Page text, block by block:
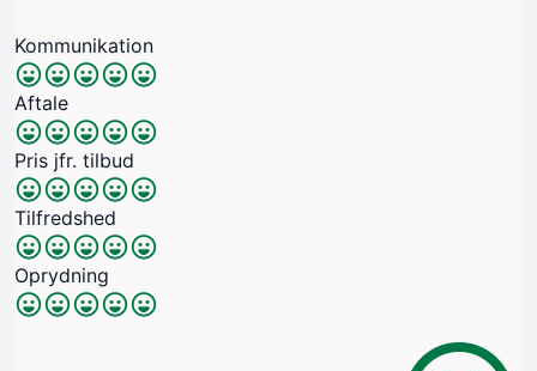
Kommunikation
Aftale
Pris jfr. tilbud
Tilfredshed
Oprydning